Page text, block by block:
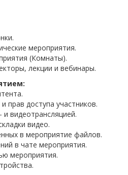
мероприятия.
(Комнаты).
лекции и вебинары.
прав доступа участников.
и видеотрансляцией.
видео.
в мероприятие файлов.
в чате мероприятия.
мероприятия.